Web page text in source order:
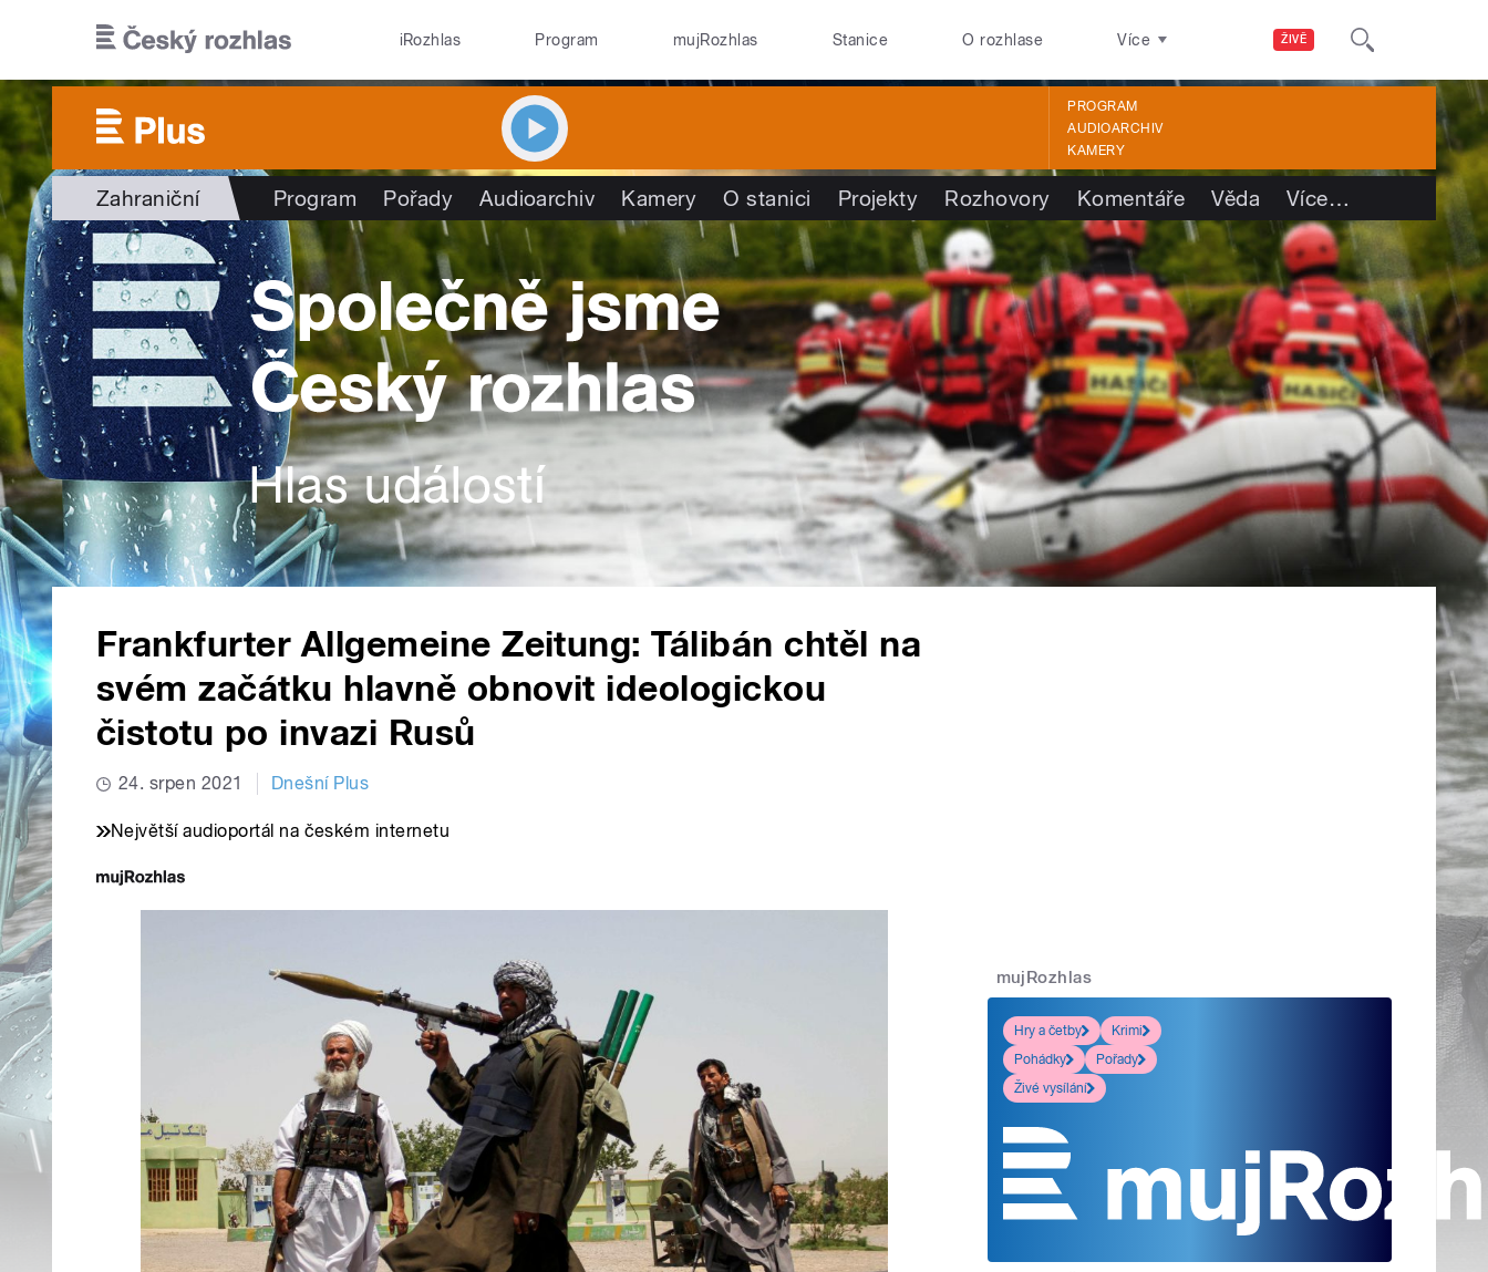
ŽIVĚ
iRozhlas Program mujRozhlas Stanice O rozhlase Více
PROGRAM
AUDIOARCHIV
KAMERY
Zahraniční Program Pořady Audioarchiv Kamery O stanici Projekty Rozhovory Komentáře Věda Více…
Frankfurter Allgemeine Zeitung: Tálibán chtěl na
svém začátku hlavně obnovit ideologickou
čistotu po invazi Rusů
24. srpen 2021 Dnešní Plus
Největší audioportál na českém internetu
mujRozhlas
Hry a četby
Krimi
Pohádky
Pořady
Živé vysílání